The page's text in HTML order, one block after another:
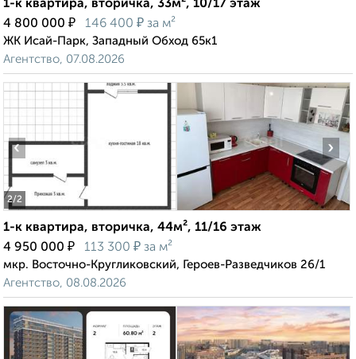
1-к квартира, вторичка, 33м², 10/17 этаж
4 800 000 ₽ 146 400 ₽ за м²
ЖК Исай-Парк, Западный Обход 65к1
Агентство, 07.08.2026
2/2
‹ ›
1-к квартира, вторичка, 44м², 11/16 этаж
4 950 000 ₽ 113 300 ₽ за м²
мкр. Восточно-Кругликовский, Героев-Разведчиков 26/1
Агентство, 08.08.2026